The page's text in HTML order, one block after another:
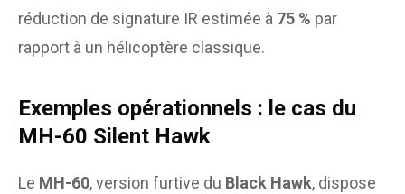
réduction de signature IR estimée à 75 % par
rapport à un hélicoptère classique.
Exemples opérationnels : le cas du
MH-60 Silent Hawk
Le MH-60, version furtive du Black Hawk, dispose